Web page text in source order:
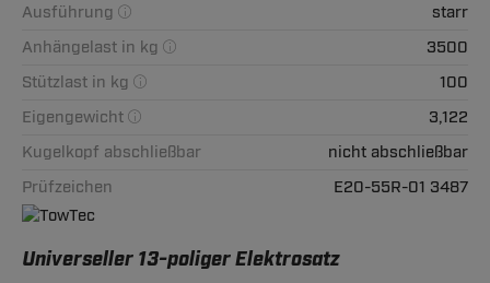
Ausführung
starr
Anhängelast in kg
3500
Stützlast in kg
100
Eigengewicht
3,122
Kugelkopf abschließbar
nicht abschließbar
Prüfzeichen
E20-55R-01 3487
Universeller 13-poliger Elektrosatz